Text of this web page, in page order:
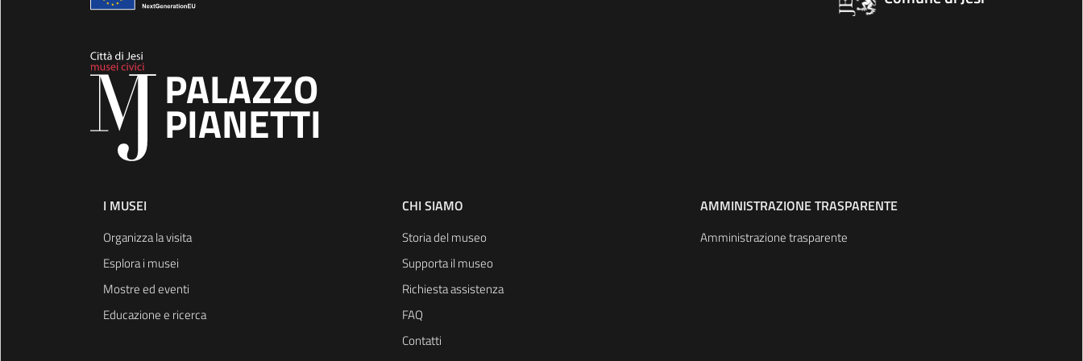
PALAZZO
PIANETTI
I MUSEI
Organizza la visita
Esplora i musei
Mostre ed eventi
Educazione e ricerca
CHI SIAMO
Storia del museo
Supporta il museo
Richiesta assistenza
FAQ
Contatti
AMMINISTRAZIONE TRASPARENTE
Amministrazione trasparente